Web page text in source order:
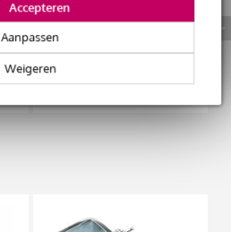
Weigeren
Aanpassen
Accepteren